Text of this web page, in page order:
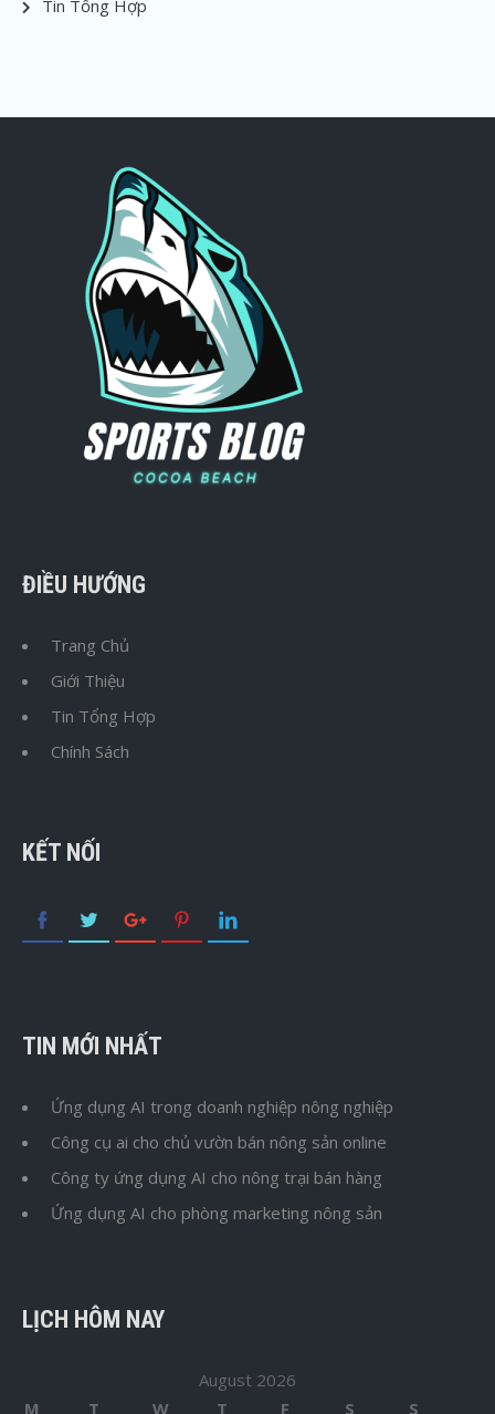
Tin Tổng Hợp
ĐIỀU HƯỚNG
Trang Chủ
Giới Thiệu
Tin Tổng Hợp
Chính Sách
KẾT NỐI
TIN MỚI NHẤT
Ứng dụng AI trong doanh nghiệp nông nghiệp
Công cụ ai cho chủ vườn bán nông sản online
Công ty ứng dụng AI cho nông trại bán hàng
Ứng dụng AI cho phòng marketing nông sản
LỊCH HÔM NAY
August 2026
M
T W T F S S